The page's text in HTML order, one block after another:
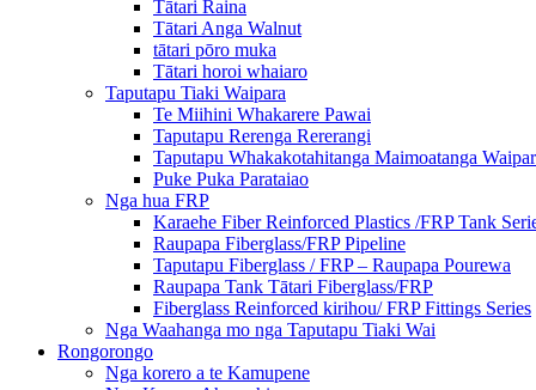
Tātari Raina
Tātari Anga Walnut
tātari pōro muka
Tātari horoi whaiaro
Taputapu Tiaki Waipara
Te Miihini Whakarere Pawai
Taputapu Rerenga Rererangi
Taputapu Whakakotahitanga Maimoatanga
Puke Puka Parataiao
Nga hua FRP
Karaehe Fiber Reinforced Plastics /FRP Tank
Raupapa Fiberglass/FRP Pipeline
Taputapu Fiberglass / FRP – Raupapa Pourewa
Raupapa Tank Tātari Fiberglass/FRP
Fiberglass Reinforced kirihou/ FRP Fittings Series
Nga Waahanga mo nga Taputapu Tiaki Wai
Rongorongo
Nga korero a te Kamupene